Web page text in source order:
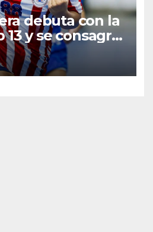
debuta con la
13 y se consagra